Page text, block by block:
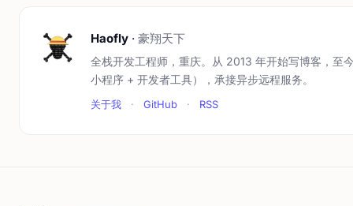
Haofly · 豪翔天下
全栈开发工程师，重庆。从 2013 年开始写博客，至
小程序 + 开发者工具），承接异步远程服务。
关于我 · GitHub · RSS